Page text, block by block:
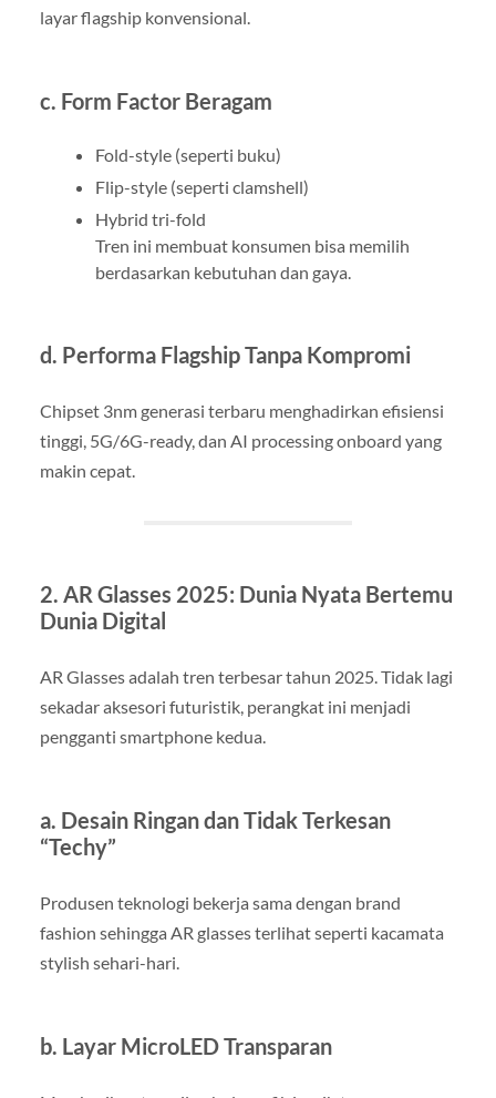
layar flagship konvensional.
c. Form Factor Beragam
Fold-style (seperti buku)
Flip-style (seperti clamshell)
Hybrid tri-fold
Tren ini membuat konsumen bisa memilih
berdasarkan kebutuhan dan gaya.
d. Performa Flagship Tanpa Kompromi
Chipset 3nm generasi terbaru menghadirkan efisiensi
tinggi, 5G/6G-ready, dan AI processing onboard yang
makin cepat.
2. AR Glasses 2025: Dunia Nyata Bertemu
Dunia Digital
AR Glasses adalah tren terbesar tahun 2025. Tidak lagi
sekadar aksesori futuristik, perangkat ini menjadi
pengganti smartphone kedua.
a. Desain Ringan dan Tidak Terkesan
“Techy”
Produsen teknologi bekerja sama dengan brand
fashion sehingga AR glasses terlihat seperti kacamata
stylish sehari-hari.
b. Layar MicroLED Transparan